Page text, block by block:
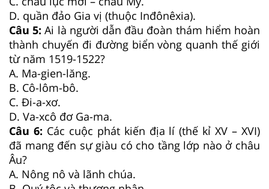
D. quần đảo Gia vị (thuộc Inđônêxia).
Câu 5: Ai là người dẫn đầu đoàn thám hiểm hoàn
thành chuyến đi đường biển vòng quanh thế giới
từ năm 1519-1522?
A. Ma-gien-lăng.
B. Cô-lôm-bô.
C. Đi-a-xơ.
D. Va-xcô đơ Ga-ma.
Câu 6: Các cuộc phát kiến địa lí (thế kỉ XV – XVI)
đã mang đến sự giàu có cho tầng lớp nào ở châu
Âu?
A. Nông nô và lãnh chúa.